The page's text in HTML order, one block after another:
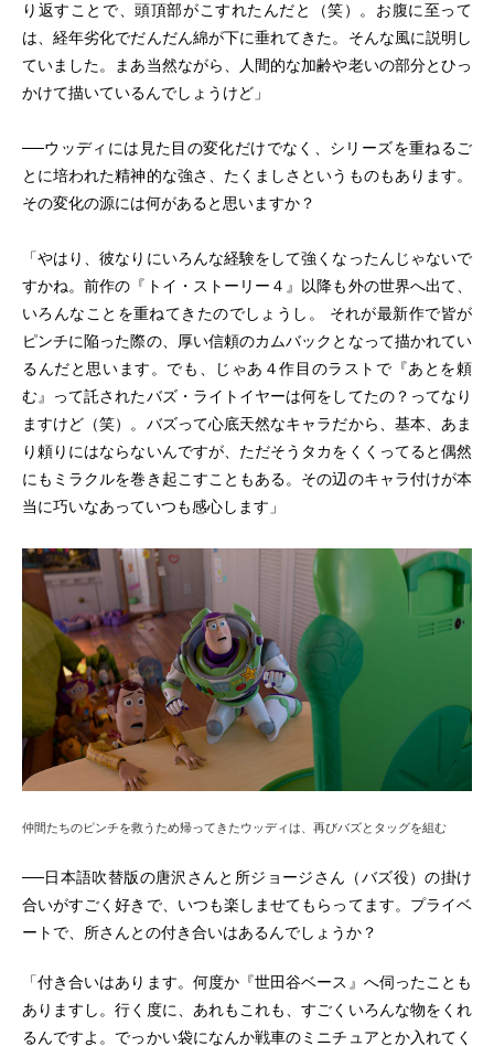
り返すことで、頭頂部がこすれたんだと（笑）。お腹に至って
は、経年劣化でだんだん綿が下に垂れてきた。そんな風に説明し
ていました。まあ当然ながら、人間的な加齢や老いの部分とひっ
かけて描いているんでしょうけど」
──ウッディには見た目の変化だけでなく、シリーズを重ねるご
とに培われた精神的な強さ、たくましさというものもあります。
その変化の源には何があると思いますか？
「やはり、彼なりにいろんな経験をして強くなったんじゃないで
すかね。前作の『トイ・ストーリー４』以降も外の世界へ出て、
いろんなことを重ねてきたのでしょうし。 それが最新作で皆が
ピンチに陥った際の、厚い信頼のカムバックとなって描かれてい
るんだと思います。でも、じゃあ４作目のラストで『あとを頼
む』って託されたバズ・ライトイヤーは何をしてたの？ってなり
ますけど（笑）。バズって心底天然なキャラだから、基本、あま
り頼りにはならないんですが、ただそうタカをくくってると偶然
にもミラクルを巻き起こすこともある。その辺のキャラ付けが本
当に巧いなあっていつも感心します」
仲間たちのピンチを救うため帰ってきたウッディは、再びバズとタッグを組む
──日本語吹替版の唐沢さんと所ジョージさん（バズ役）の掛け
合いがすごく好きで、いつも楽しませてもらってます。プライベ
ートで、所さんとの付き合いはあるんでしょうか？
「付き合いはあります。何度か『世田谷ベース』へ伺ったことも
ありますし。行く度に、あれもこれも、すごくいろんな物をくれ
るんですよ。でっかい袋になんか戦車のミニチュアとか入れてく